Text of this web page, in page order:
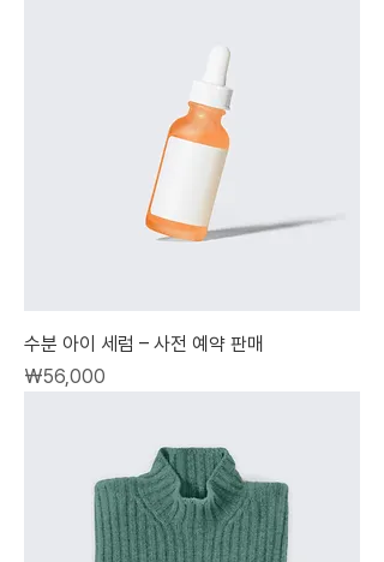
수분 아이 세럼 – 사전 예약 판매
가격
₩56,000